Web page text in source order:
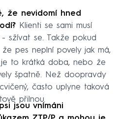
že nevidomí hned
Klienti se sami musí
sžívat se. Takže pokud
pes neplní povely jak má,
to krátká doba, nebo že
špatně. Než doopravdy
často uplyne taková
přilnou.
jsou vnímáni